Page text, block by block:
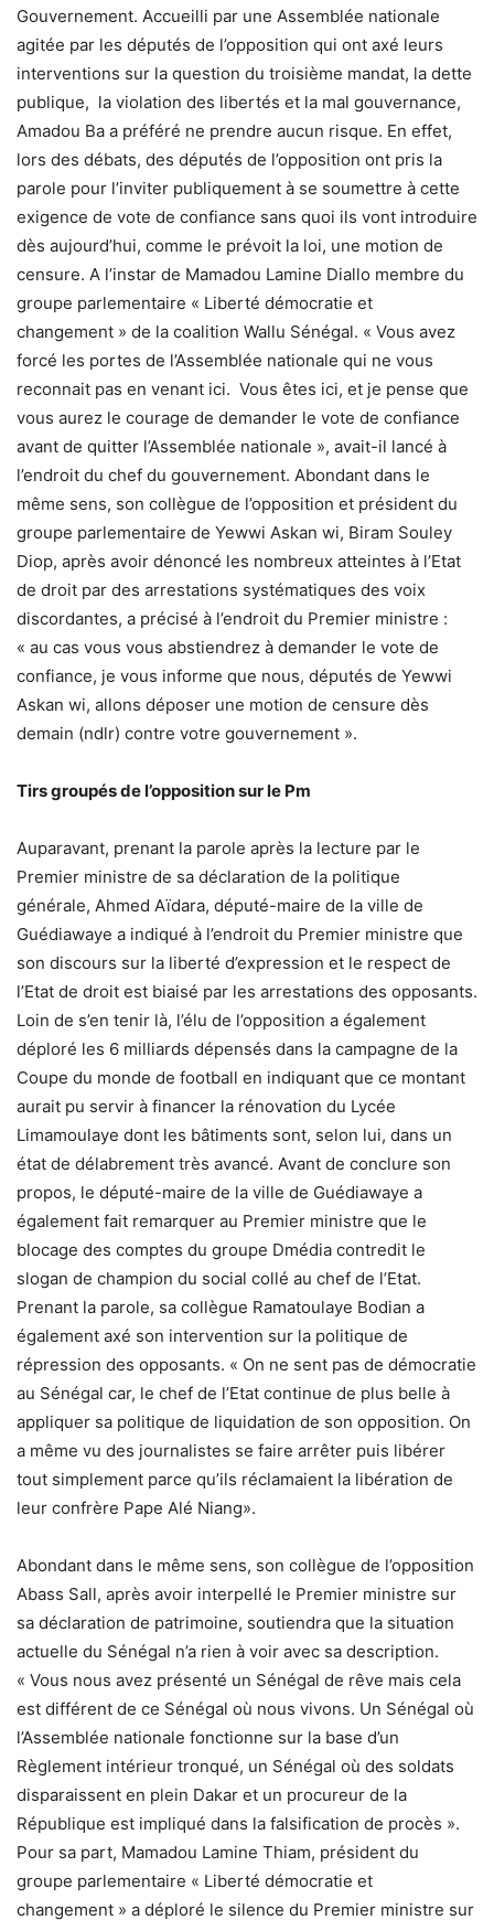
Gouvernement. Accueilli par une Assemblée nationale
agitée par les députés de l’opposition qui ont axé leurs
interventions sur la question du troisième mandat, la dette
publique, la violation des libertés et la mal gouvernance,
Amadou Ba a préféré ne prendre aucun risque. En effet,
lors des débats, des députés de l’opposition ont pris la
parole pour l’inviter publiquement à se soumettre à cette
exigence de vote de confiance sans quoi ils vont introduire
dès aujourd’hui, comme le prévoit la loi, une motion de
censure. A l’instar de Mamadou Lamine Diallo membre du
groupe parlementaire « Liberté démocratie et
changement » de la coalition Wallu Sénégal. « Vous avez
forcé les portes de l’Assemblée nationale qui ne vous
reconnait pas en venant ici. Vous êtes ici, et je pense que
vous aurez le courage de demander le vote de confiance
avant de quitter l’Assemblée nationale », avait-il lancé à
l’endroit du chef du gouvernement. Abondant dans le
même sens, son collègue de l’opposition et président du
groupe parlementaire de Yewwi Askan wi, Biram Souley
Diop, après avoir dénoncé les nombreux atteintes à l’Etat
de droit par des arrestations systématiques des voix
discordantes, a précisé à l’endroit du Premier ministre :
« au cas vous vous abstiendrez à demander le vote de
confiance, je vous informe que nous, députés de Yewwi
Askan wi, allons déposer une motion de censure dès
demain (ndlr) contre votre gouvernement ».
Tirs groupés de l’opposition sur le Pm
Auparavant, prenant la parole après la lecture par le
Premier ministre de sa déclaration de la politique
générale, Ahmed Aïdara, député-maire de la ville de
Guédiawaye a indiqué à l’endroit du Premier ministre que
son discours sur la liberté d’expression et le respect de
l’Etat de droit est biaisé par les arrestations des opposants.
Loin de s’en tenir là, l’élu de l’opposition a également
déploré les 6 milliards dépensés dans la campagne de la
Coupe du monde de football en indiquant que ce montant
aurait pu servir à financer la rénovation du Lycée
Limamoulaye dont les bâtiments sont, selon lui, dans un
état de délabrement très avancé. Avant de conclure son
propos, le député-maire de la ville de Guédiawaye a
également fait remarquer au Premier ministre que le
blocage des comptes du groupe Dmédia contredit le
slogan de champion du social collé au chef de l’Etat.
Prenant la parole, sa collègue Ramatoulaye Bodian a
également axé son intervention sur la politique de
répression des opposants. « On ne sent pas de démocratie
au Sénégal car, le chef de l’Etat continue de plus belle à
appliquer sa politique de liquidation de son opposition. On
a même vu des journalistes se faire arrêter puis libérer
tout simplement parce qu’ils réclamaient la libération de
leur confrère Pape Alé Niang».
Abondant dans le même sens, son collègue de l’opposition
Abass Sall, après avoir interpellé le Premier ministre sur
sa déclaration de patrimoine, soutiendra que la situation
actuelle du Sénégal n’a rien à voir avec sa description.
« Vous nous avez présenté un Sénégal de rêve mais cela
est différent de ce Sénégal où nous vivons. Un Sénégal où
l’Assemblée nationale fonctionne sur la base d’un
Règlement intérieur tronqué, un Sénégal où des soldats
disparaissent en plein Dakar et un procureur de la
République est impliqué dans la falsification de procès ».
Pour sa part, Mamadou Lamine Thiam, président du
groupe parlementaire « Liberté démocratie et
changement » a déploré le silence du Premier ministre sur